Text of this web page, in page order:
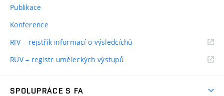
Publikace
Konference
RIV – rejstřík informací o výsledcíchů
RUV – registr uměleckých výstupů
SPOLUPRÁCE S FA